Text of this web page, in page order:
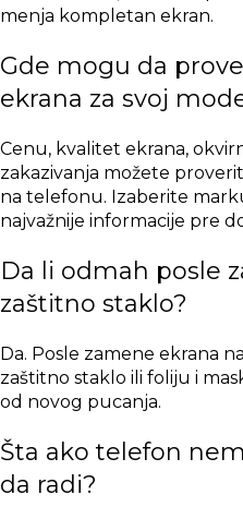
menja kompletan ekran.
Gde mogu da
ekrana za svoj
Cenu, kvalitet ekrana,
zakazivanja možete
na telefonu. Izaberite
najvažnije informacije pre
Da li odmah posle
zaštitno staklo?
Da. Posle zamene ekrana
zaštitno staklo ili foliju i
od novog pucanja.
Šta ako telefon
da radi?